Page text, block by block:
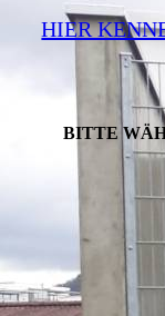
HIER
BITTE